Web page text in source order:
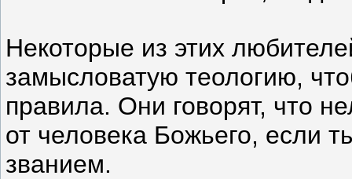
Некоторые из этих
замысловатую теологию,
правила. Они говорят, что
от человека Божьего, если
званием.